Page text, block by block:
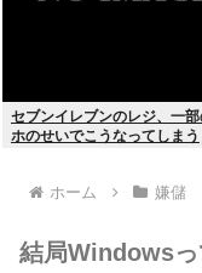
セブンイレブンのレジ、一
ホのせいでこうなってしまう
ホーム 嫌儲
結局Windowsっ